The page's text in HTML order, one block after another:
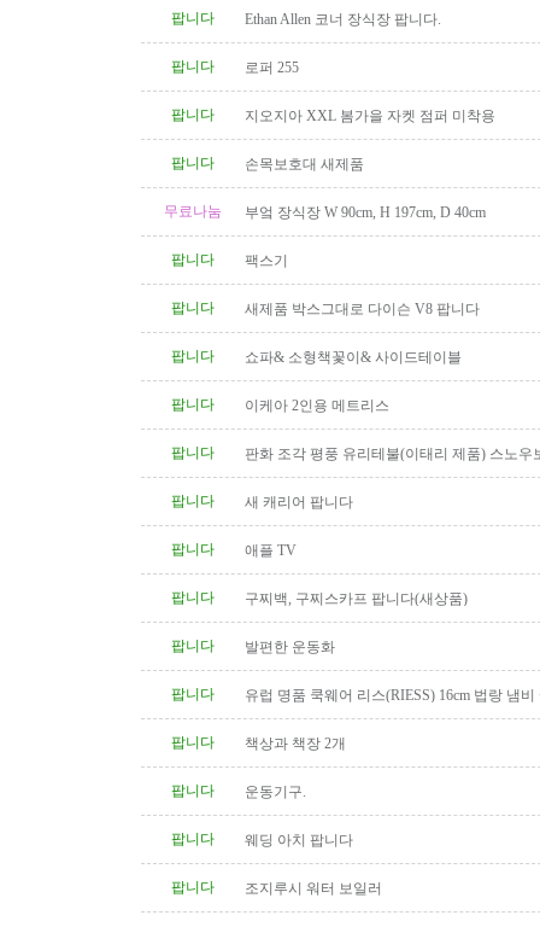
팝니다 Ethan Allen 코너 장식장 팝니다.
팝니다 로퍼 255
팝니다 지오지아 XXL 봄가을 자켓 점퍼 미착용
팝니다 손목보호대 새제품
무료나눔 부엌 장식장 W 90cm, H 197cm, D 40cm
팝니다 팩스기
팝니다 새제품 박스그대로 다이슨 V8 팝니다
팝니다 쇼파& 소형책꽃이& 사이드테이블
팝니다 이케아 2인용 메트리스
팝니다
판화 조각 평풍 유리테불(이태리 제품) 스노우
팝니다
새 캐리어 팝니다
팝니다 애플 TV
팝니다 구찌백, 구찌스카프 팝니다(새상품)
팝니다 발편한 운동화
팝니다 유럽 명품 쿡웨어 리스(RIESS) 16cm 법랑 냄
팝니다 책상과 책장 2개
팝니다 운동기구.
팝니다 웨딩 아치 팝니다
팝니다 조지루시 워터 보일러